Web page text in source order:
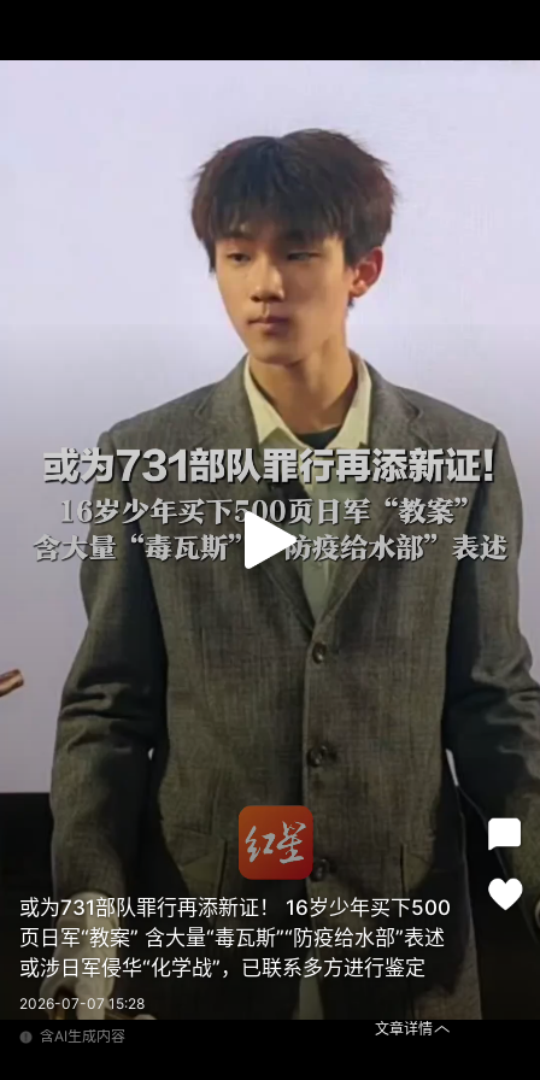
或为731部队罪行再添新证！ 16岁少年买下500
页日军“教案” 含大量“毒瓦斯”“防疫给水部”表述
或涉日军侵华“化学战”，已联系多方进行鉴定
2026-07-07 15:28
含AI生成内容
文章详情